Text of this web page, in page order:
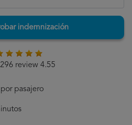
indemnización
review 4.55
pasajero